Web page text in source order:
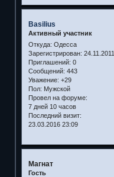
Basilius
Активный участник
Откуда: Одесса
Зарегистрирован: 24.11.2011
Приглашений: 0
Сообщений: 443
Уважение: +29
Пол: Мужской
Провел на форуме:
7 дней 10 часов
Последний визит:
23.03.2016 23:09
Магнат
Гость